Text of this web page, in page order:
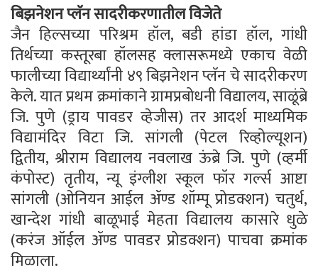
बिझनेशन प्लॅन सादरीकरणातील विजेते
जैन हिल्सच्या परिश्रम हॉल, बडी हांडा हॉल, गांधी
तिर्थच्या कस्तूरबा हॉलसह क्लासरूमध्ये एकाच वेळी
फालीच्या विद्यार्थ्यांनी ४९ बिझनेशन प्लॅन चे सादरीकरण
केले. यात प्रथम क्रमांकाने ग्रामप्रबोधनी विद्यालय, साळूंब्रे
जि. पुणे (ड्राय पावडर व्हेजीस) तर आदर्श माध्यमिक
विद्यामंदिर विटा जि. सांगली (पेटल रिव्होल्यूशन)
द्वितीय, श्रीराम विद्यालय नवलाख ऊंब्रे जि. पुणे (व्हर्मी
कंपोस्ट) तृतीय, न्यू इंग्लीश स्कूल फॉर गर्ल्स आष्टा
सांगली (ओनियन आईल ॲण्ड शॉम्पू प्रोडक्शन) चतुर्थ,
खान्देश गांधी बाळूभाई मेहता विद्यालय कासारे धुळे
(करंज ऑईल ॲण्ड पावडर प्रोडक्शन) पाचवा क्रमांक
मिळाला.